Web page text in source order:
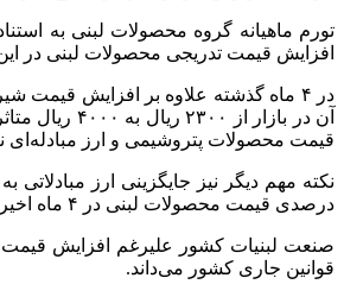
افزایش قیمت تدریجی محصولات لبنی در
آن در
قیمت محصولات پتروشیمی و ارز مبادله‌ای
درصدی قیمت محصولات لبنی در ۴ ماه اخیر در مقایسه با افزایش قیمت نهاده‌ها کاملا قابل توجیه است.
صنعت لبنیات کشور علیرغم افزایش
قوانین جاری کشور می‌داند.